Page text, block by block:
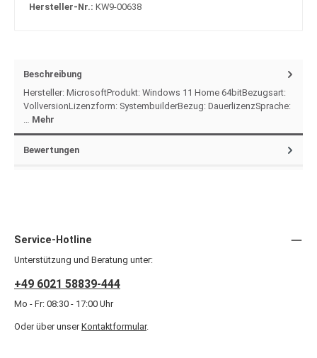
Hersteller-Nr.: KW9-00638
Beschreibung
Hersteller: MicrosoftProdukt: Windows 11 Home 64bitBezugsart:
VollversionLizenzform: SystembuilderBezug: DauerlizenzSprache:
… Mehr
Bewertungen
Service-Hotline
Unterstützung und Beratung unter:
+49 6021 58839-444
Mo - Fr: 08:30 - 17:00 Uhr
Oder über unser Kontaktformular.